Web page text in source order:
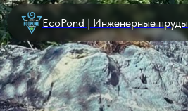
EcoPond | Инженерные пруды